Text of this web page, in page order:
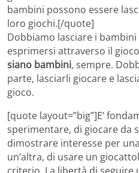
bambini possono essere
loro giochi.[/quote]
Dobbiamo lasciare i
esprimersi attraverso il
siano bambini, sempre.
parte, lasciarli giocare e
gioco.
[quote layout=”big”]E’
sperimentare, di giocare da
dimostrare interesse per
un’altra, di usare un